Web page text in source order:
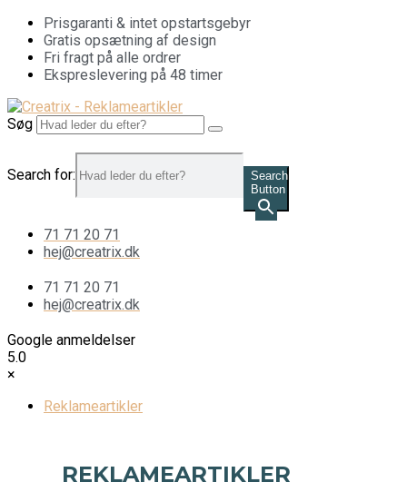
Videre
indhold
Prisgaranti & intet opstartsgebyr
Gratis opsætning af design
Fri fragt på alle ordrer
Ekspreslevering på 48 timer
Søg
Search for:
Search
Button
71 71 20 71
hej@creatrix.dk
71 71 20 71
hej@creatrix.dk
Google anmeldelser
5.0
×
Reklameartikler
REKLAMEARTIKLER